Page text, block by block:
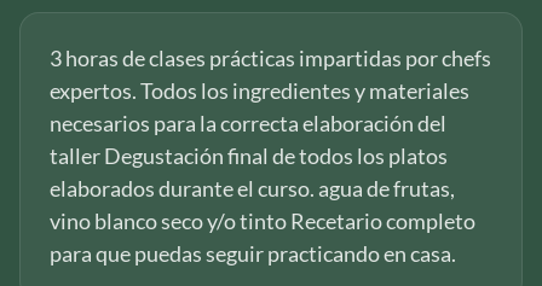
3 horas de clases prácticas impartidas por chefs
expertos. Todos los ingredientes y materiales
necesarios para la correcta elaboración del
taller Degustación final de todos los platos
elaborados durante el curso. agua de frutas,
vino blanco seco y/o tinto Recetario completo
para que puedas seguir practicando en casa.